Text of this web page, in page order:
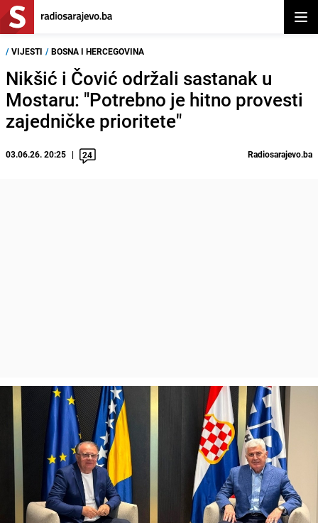
/ VIJESTI / BOSNA I HERCEGOVINA
Nikšić i Čović održali sastanak u
Mostaru: "Potrebno je hitno provesti
zajedničke prioritete"
03.06.26. 20:25 24 Radiosarajevo.ba